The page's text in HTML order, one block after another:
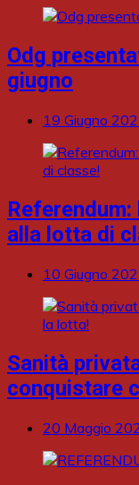
Odg
giugno
19 Giugno
alla lotta di
10 Giugno
Sanità
conquistare
20 Maggio